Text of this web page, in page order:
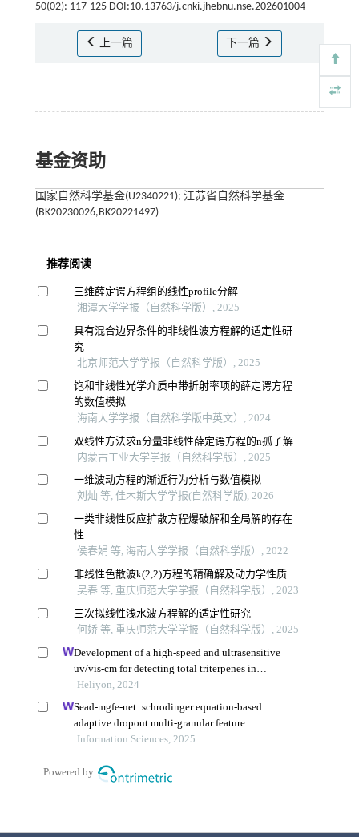
50(02): 117-125 DOI:10.13763/j.cnki.jhebnu.nse.202601004
上一篇 下一篇
基金资助
国家自然科学基金(U2340221); 江苏省自然科学基金
(BK20230026,BK20221497)